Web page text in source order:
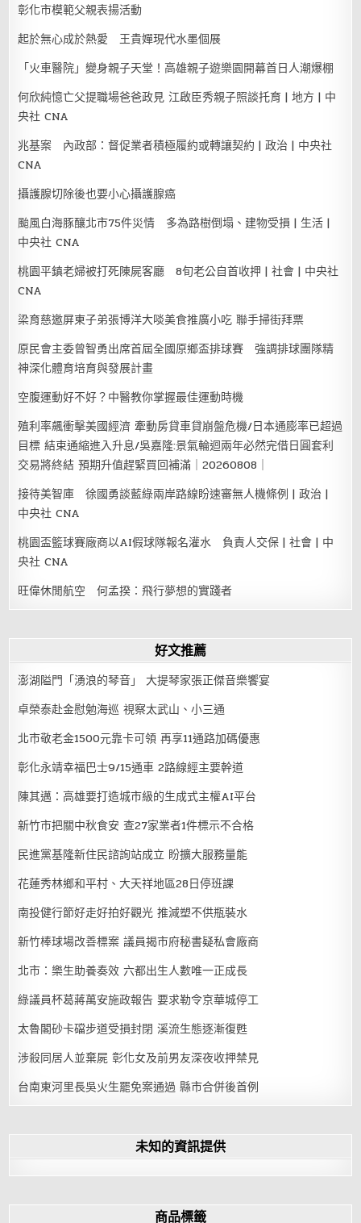
彰化市模範父親表揚活動
起於無心成於熱愛 王貴嬋現代水墨個展
「火車醫院」變身親子天堂！高雄親子遊樂園開幕首日人潮爆棚
何欣純憶亡父提職場爸爸政見 江啟臣秀親子照談托育 | 地方 | 中
央社 CNA
兆基案 內政部：督促業者積極履約或轉讓契約 | 政治 | 中央社
CNA
攝護腺切除後也要小心攝護腺癌
颱風白海豚釀北市75件災情 多為路樹倒塌、建物受損 | 生活 |
中央社 CNA
桃園平鎮老婦被打死陳屍客廳 8旬老公自首收押 | 社會 | 中央社
CNA
梁育慈邀屏東子弟張博洋大啖美食推廣小吃 聯手掃街拜票
原民會主委曾智勇出席首屆全國原鄉盃排球賽 強調排球團隊精
神深化體育培育與發展計畫
空腹運動好不好？中醫教你掌握最佳運動時機
殖利率飆衝擊美國經濟 牽動房貸車貸崩盤危機/日本通膨率已超過
目標 結束通縮進入升息/吳嘉隆:景氣輪迴兩年必然完借日圓套利
交易將終結 預期升值趕緊買回補滿｜20260808｜
接待美智庫 徐國勇談藍綠兩岸路線盼速審無人機條例 | 政治 |
中央社 CNA
桃園盃籃球賽廠商以AI假球隊報名灌水 負責人交保 | 社會 | 中
央社 CNA
旺偉休閒航空 何孟揆：飛行夢想的實踐者
好文推薦
澎湖隘門「湧浪的琴音」 大提琴家張正傑音樂饗宴
卓榮泰赴金慰勉海巡 視察太武山、小三通
北市敬老金1500元靠卡可領 再享11通路加碼優惠
彰化永靖幸福巴士9/15通車 2路線經主要幹道
陳其邁：高雄要打造城市級的生成式主權AI平台
新竹市把關中秋食安 查27家業者1件標示不合格
民進黨基隆新住民諮詢站成立 盼擴大服務量能
花蓮秀林鄉和平村、大天祥地區28日停班課
南投健行節好走好拍好觀光 推減塑不供瓶裝水
新竹棒球場改善標案 議員揭市府秘書疑私會廠商
北市：樂生助養奏效 六都出生人數唯一正成長
綠議員杯葛蔣萬安施政報告 要求勒令京華城停工
太魯閣砂卡礑步道受損封閉 溪流生態逐漸復甦
涉殺同居人並棄屍 彰化女及前男友深夜收押禁見
台南東河里長吳火生罷免案通過 縣市合併後首例
未知的資訊提供
商品標籤